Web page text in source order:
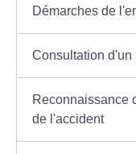
Démarches de
Consultation d'un
Reconnaissance
de l'accident